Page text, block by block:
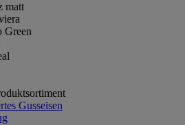
matt
Green
Gusseisen